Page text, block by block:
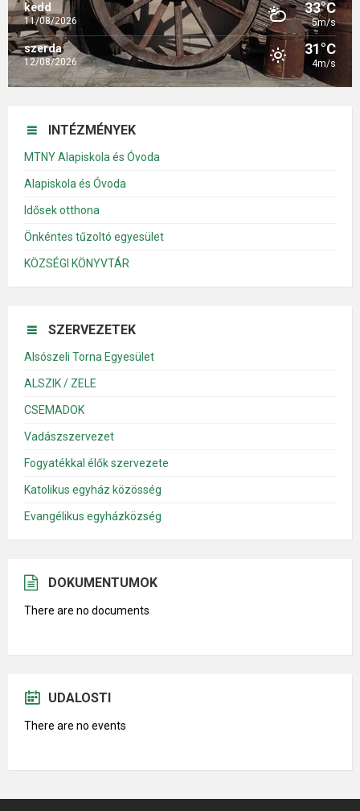
kedd
11/08/2026
33°C
5m/s
szerda
12/08/2026
31°C
4m/s
INTÉZMÉNYEK
MTNY Alapiskola és Óvoda
Alapiskola és Óvoda
Idősek otthona
Önkéntes tűzoltó egyesület
KÖZSÉGI KÖNYVTÁR
SZERVEZETEK
Alsószeli Torna Egyesület
ALSZIK / ZELE
CSEMADOK
Vadászszervezet
Fogyatékkal élők szervezete
Katolikus egyház közösség
Evangélikus egyházközség
DOKUMENTUMOK
There are no documents
UDALOSTI
There are no events